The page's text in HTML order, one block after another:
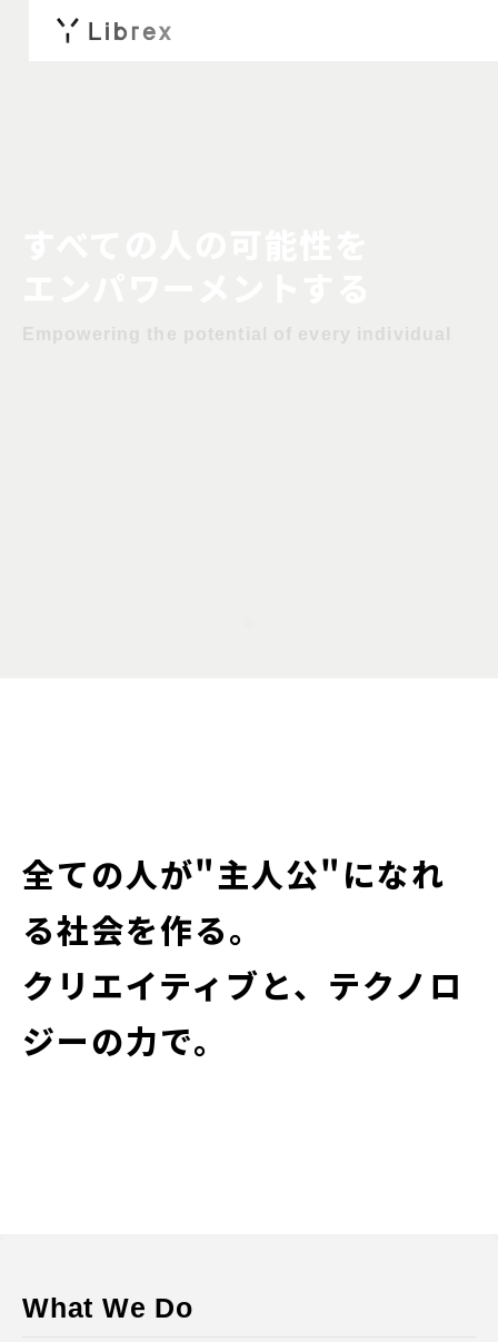
全ての人が"主人公"になれ
る社会を作る。
クリエイティブと、テクノロ
ジーの力で。
What We Do